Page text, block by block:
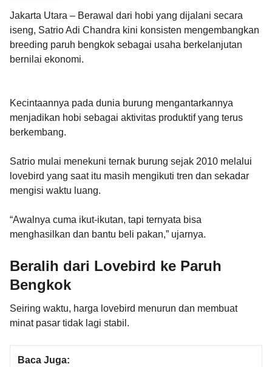
Jakarta Utara – Berawal dari hobi yang dijalani secara
iseng, Satrio Adi Chandra kini konsisten mengembangkan
breeding paruh bengkok sebagai usaha berkelanjutan
bernilai ekonomi.
Kecintaannya pada dunia burung mengantarkannya
menjadikan hobi sebagai aktivitas produktif yang terus
berkembang.
Satrio mulai menekuni ternak burung sejak 2010 melalui
lovebird yang saat itu masih mengikuti tren dan sekadar
mengisi waktu luang.
“Awalnya cuma ikut-ikutan, tapi ternyata bisa
menghasilkan dan bantu beli pakan,” ujarnya.
Beralih dari Lovebird ke Paruh
Bengkok
Seiring waktu, harga lovebird menurun dan membuat
minat pasar tidak lagi stabil.
Baca Juga: